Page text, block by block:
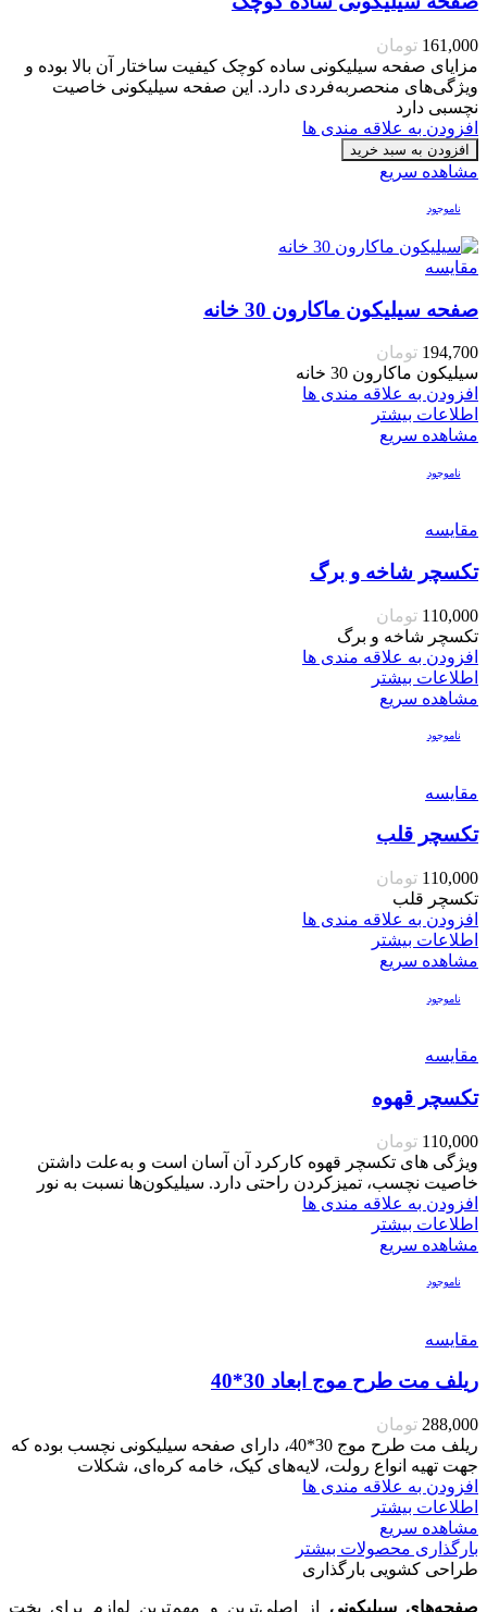
161,000 تومان
مزایای صفحه سیلیکونی ساده کوچک کیفیت ساختار آن بالا بوده و
ویژگی‌های منحصربه‌فردی دارد. این صفحه سیلیکونی خاصیت
نچسبی دارد
افزودن به علاقه مندی ها
افزودن به سبد خرید
مشاهده سریع
ناموجود
مقایسه
صفحه سیلیکون ماکارون 30 خانه
194,700 تومان
سیلیکون ماکارون 30 خانه
افزودن به علاقه مندی ها
اطلاعات بیشتر
مشاهده سریع
ناموجود
مقایسه
تکسچر شاخه و برگ
110,000 تومان
تکسچر شاخه و برگ
افزودن به علاقه مندی ها
اطلاعات بیشتر
مشاهده سریع
ناموجود
مقایسه
تکسچر قلب
110,000 تومان
تکسچر قلب
افزودن به علاقه مندی ها
اطلاعات بیشتر
مشاهده سریع
ناموجود
مقایسه
تکسچر قهوه
110,000 تومان
ویژگی های تکسچر قهوه کارکرد آن آسان است و به‌علت داشتن
خاصیت نچسب، تمیزکردن راحتی دارد. سیلیکون‌ها نسبت به نور
افزودن به علاقه مندی ها
اطلاعات بیشتر
مشاهده سریع
ناموجود
مقایسه
ریلف مت طرح موج ابعاد 30*40
288,000 تومان
ریلف مت طرح موج 30*40، دارای صفحه سیلیکونی نچسب بوده که
جهت تهیه انواع رولت، لایه‌های کیک، خامه کره‌ای، شکلات
افزودن به علاقه مندی ها
اطلاعات بیشتر
مشاهده سریع
بارگذاری محصولات بیشتر
طراحی کشویی بارگذاری
صفحه‌های سیلیکونی از اصلی‌ترین و مهم‌ترین لوازم برای پخت